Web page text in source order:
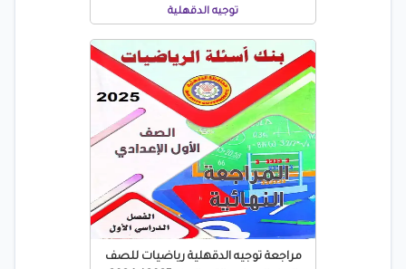
توجيه الدقهلية
مراجعة توجيه الدقهلية رياضيات للصف